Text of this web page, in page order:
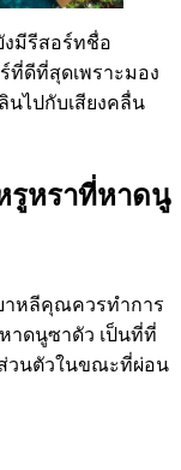
งมีรีสอร์ทชื่อ
ที่ดีที่สุดเพราะมอง
นไปกับเสียงคลื่น
รูหราที่หาดนู
หลีคุณควรทำการ
าดนูซาดัว เป็นที่ที่
วนตัวในขณะที่ผ่อน